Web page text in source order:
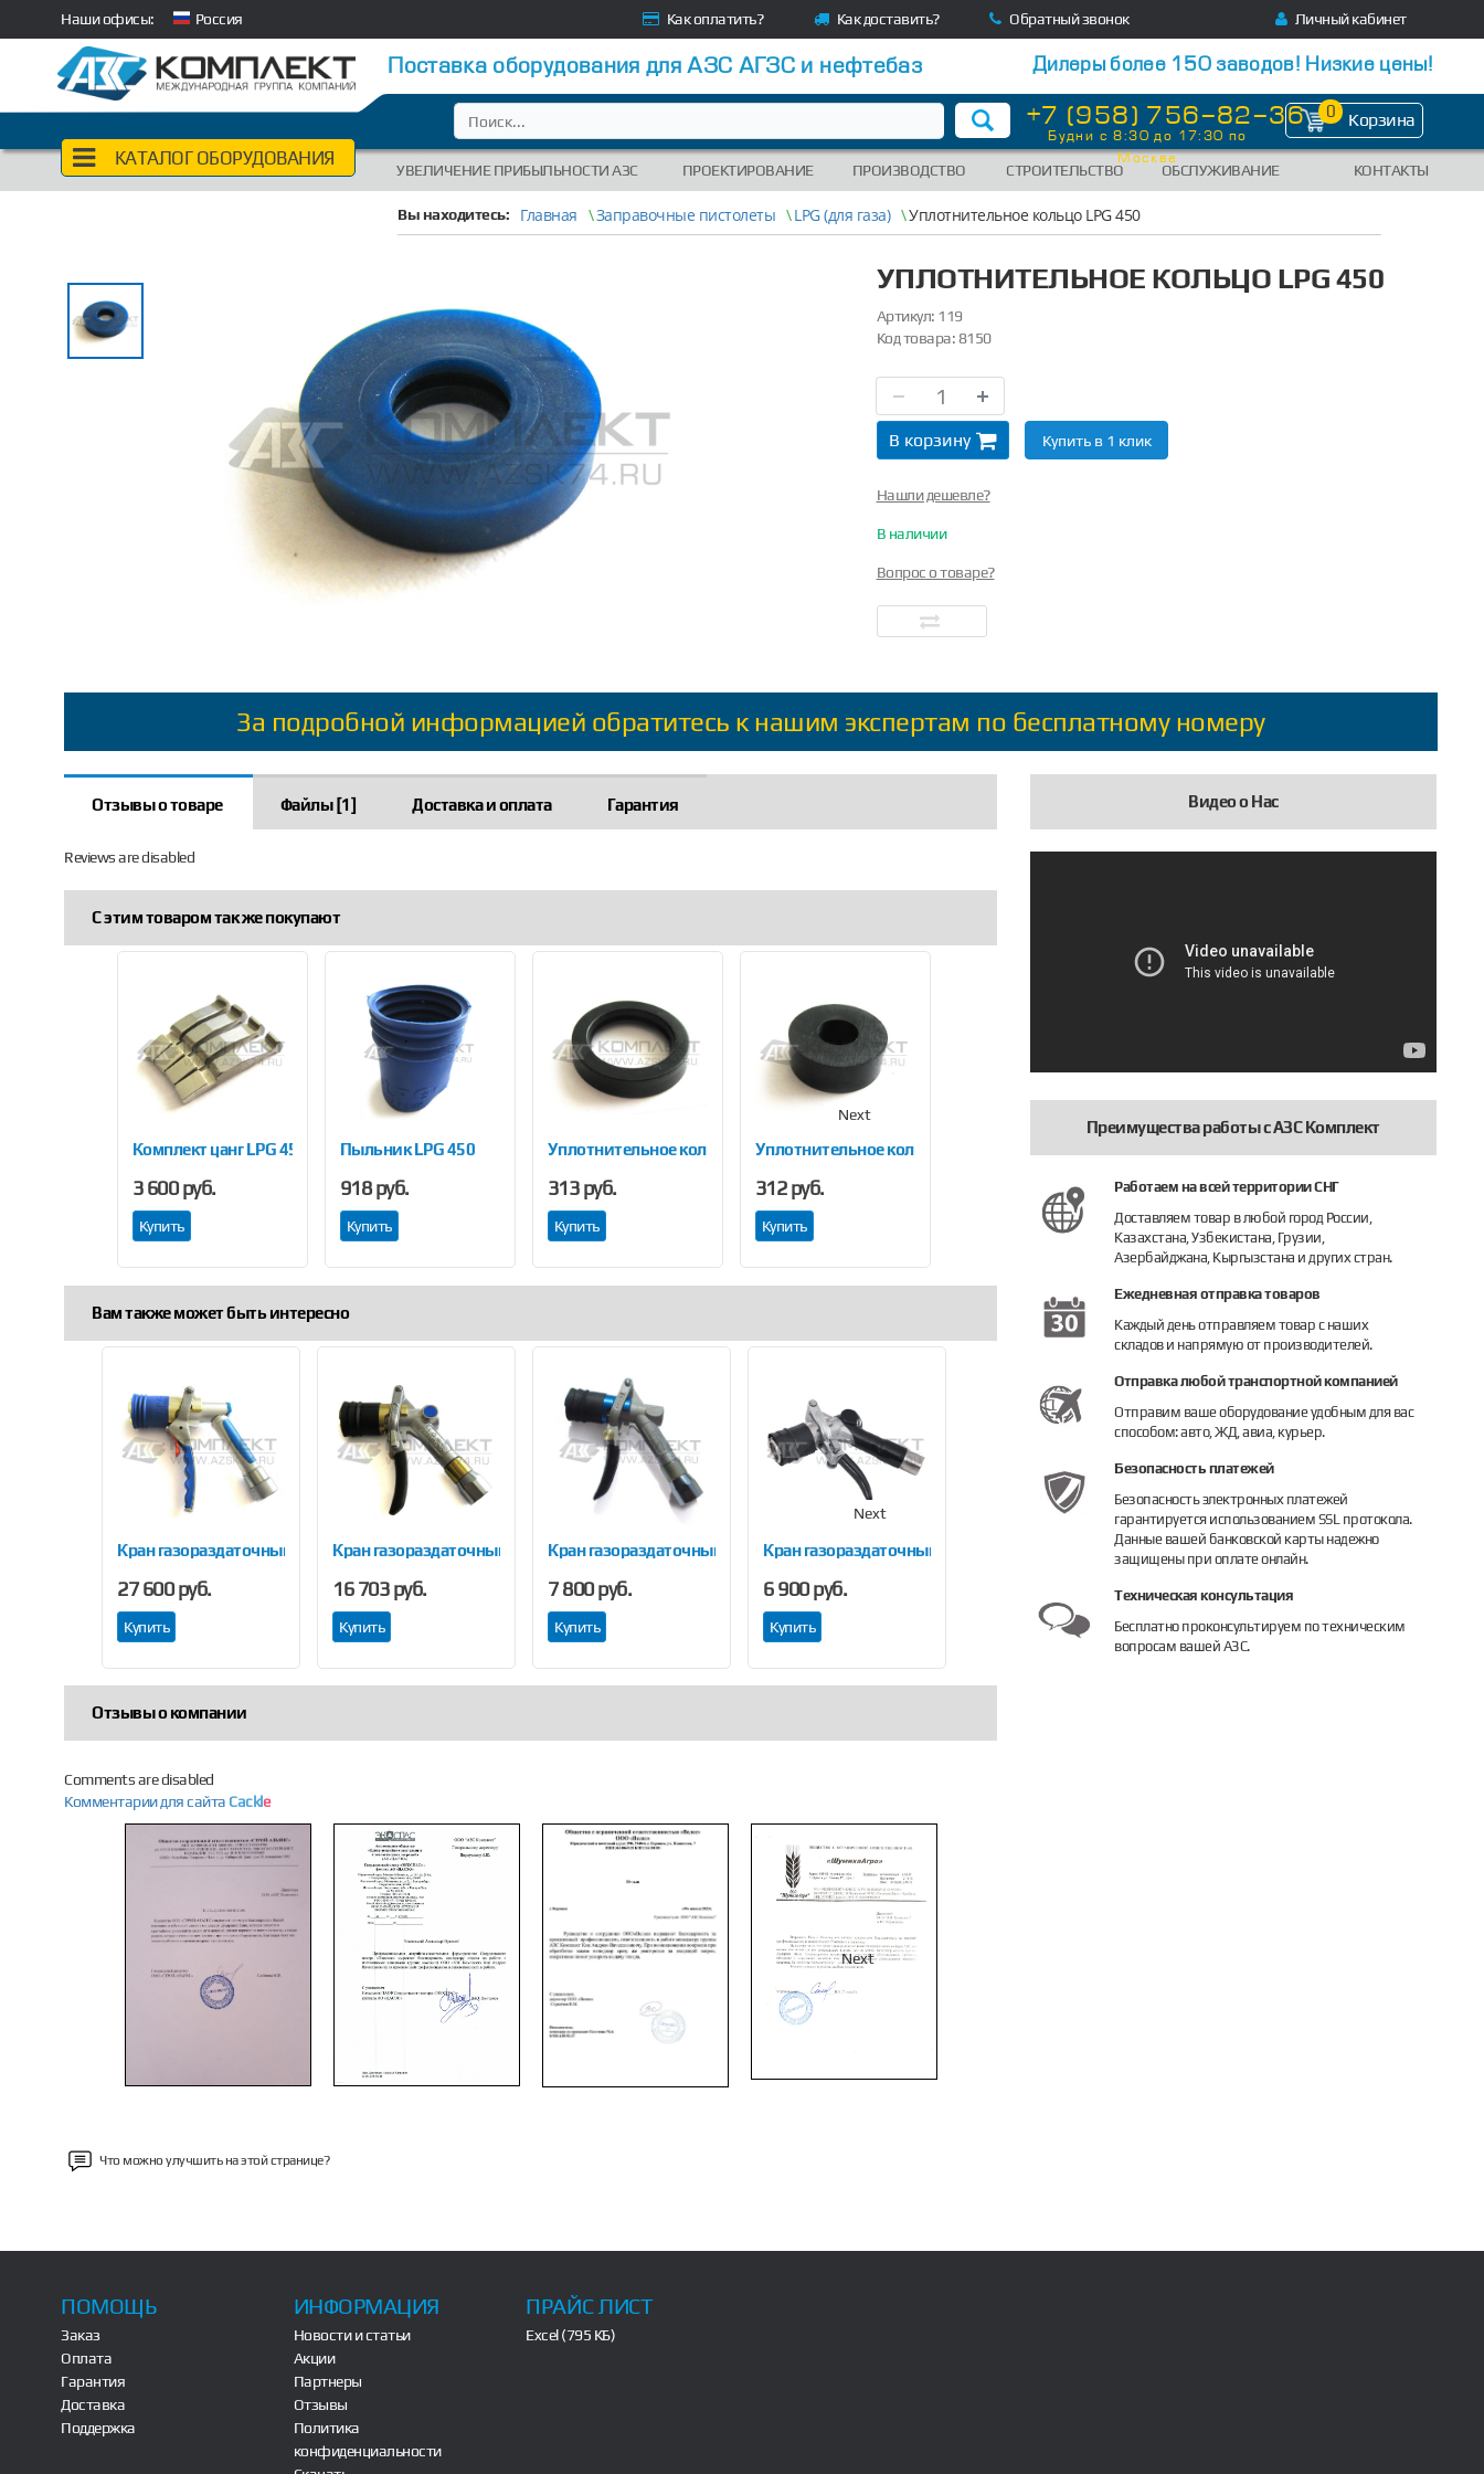
Наши офисы: Россия Как оплатить? Как доставить? Обратный звонок Личный кабинет
Поставка оборудования для АЗС АГЗС и нефтебаз Дилеры более 150 заводов! Низкие цены!
КАТАЛОГ ОБОРУДОВАНИЯ
+7 (958) 756-82-36
Будни с 8:30 до 17:30 по
Москве
0 Корзина
УВЕЛИЧЕНИЕ ПРИБЫЛЬНОСТИ АЗС ПРОЕКТИРОВАНИЕ ПРОИЗВОДСТВО СТРОИТЕЛЬСТВО ОБСЛУЖИВАНИЕ КОНТАКТЫ
Вы находитесь: Главная \Заправочные пистолеты \LPG (для газа) \Уплотнительное кольцо LPG 450
УПЛОТНИТЕЛЬНОЕ КОЛЬЦО LPG 450
Артикул: 119
Код товара:8150
В корзину Купить в 1 клик
Нашли дешевле?
В наличии
Вопрос о товаре?
За подробной информацией обратитесь к нашим экспертам по бесплатному номеру
Отзывы о товаре Файлы [1] Доставка и оплата Гарантия
Reviews are disabled
С этим товаром так же покупают
Previous
кольцо LPG 450Комплект цанг LPG 450 (4 шт.)
3 600 руб.
Купить
Пыльник LPG 450
918 руб.
Купить
Уплотнительное кольцо LPG 450
313 руб.
Купить
Уплотнительное кольцо LPG 450
312 руб.
Купить
3 600 руб.
Купить
Next
Вам также может быть интересно
Previous
Кран газораздаточный LPG 470
27 600 руб.
Купить
Кран газораздаточный OPW-Brevetti Nettuno T3B
16 703 руб.
Купить
Кран газораздаточный LPG AILE
7 800 руб.
Купить
Кран газораздаточный LPG
6 900 руб.
Купить
Кран газораздаточный INC Кран газораздаточный Gaslin STR-LIN
13 300 руб.
Купить
Next
Отзывы о компании
Comments are disabled
Комментарии для сайта Cackle
Next
Видео о Нас
Преимущества работы с АЗС Комплект
Работаем на всей территории СНГ
Доставляем товар в любой город России,
Казахстана, Узбекистана, Грузии,
Азербайджана, Кыргызстана и других стран.
Ежедневная отправка товаров
Каждый день отправляем товар с наших
складов и напрямую от производителей.
Отправка любой транспортной компанией
Отправим ваше оборудование удобным для вас
способом: авто, ЖД, авиа, курьер.
Безопасность платежей
Безопасность электронных платежей
гарантируется использованием SSL протокола.
Данные вашей банковской карты надежно
защищены при оплате онлайн.
Техническая консультация
Бесплатно проконсультируем по техническим
вопросам вашей АЗС.
Что можно улучшить на этой странице?
ПОМОЩЬ
Заказ
Оплата
Гарантия
Доставка
Поддержка
ИНФОРМАЦИЯ
Новости и статьи
Акции
Партнеры
Отзывы
Политика
конфиденциальности
ПРАЙС ЛИСТ
Excel (795 КБ)